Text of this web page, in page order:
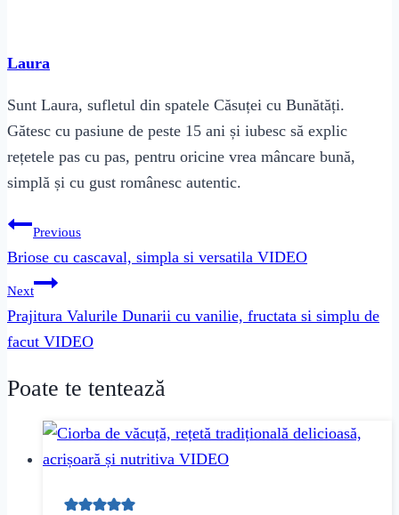
Laura
Sunt Laura, sufletul din spatele Căsuței cu Bunătăți.
Gătesc cu pasiune de peste 15 ani și iubesc să explic
rețetele pas cu pas, pentru oricine vrea mâncare bună,
simplă și cu gust românesc autentic.
Navigare
în
articole
Previous
Briose cu cascaval, simpla si versatila VIDEO
Next
Prajitura Valurile Dunarii cu vanilie, fructata si simplu de
facut VIDEO
Poate te tentează